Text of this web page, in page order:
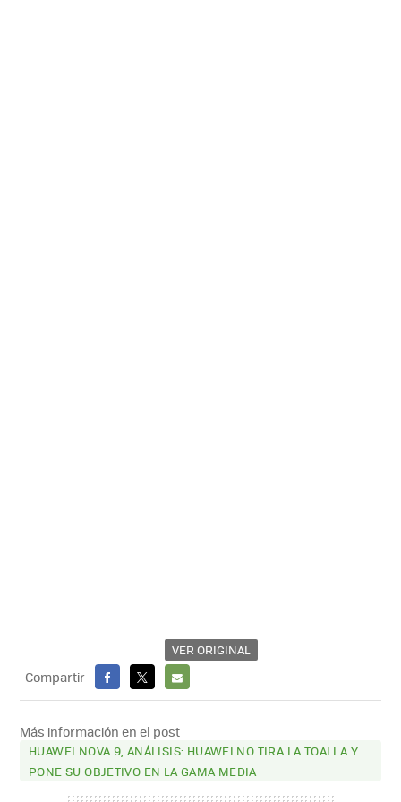
VER ORIGINAL
Compartir
FACEBOOK
X
E-
MAIL
Más información en el post
HUAWEI NOVA 9, ANÁLISIS: HUAWEI NO TIRA LA TOALLA Y
PONE SU OBJETIVO EN LA GAMA MEDIA